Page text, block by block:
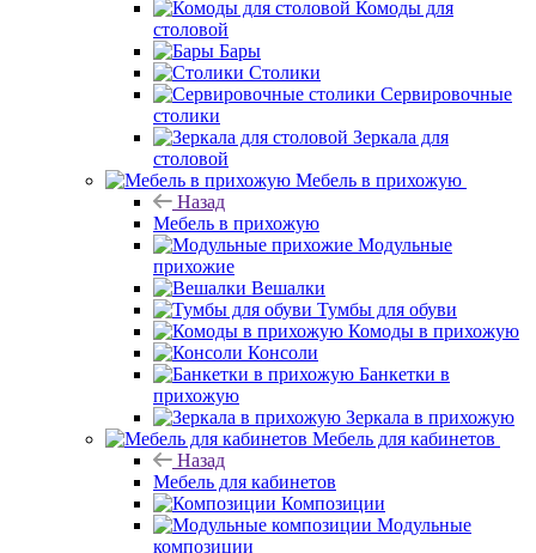
Комоды для
столовой
Бары
Столики
Сервировочные
столики
Зеркала для
столовой
Мебель в прихожую
Назад
Мебель в прихожую
Модульные
прихожие
Вешалки
Тумбы для обуви
Комоды в прихожую
Консоли
Банкетки в
прихожую
Зеркала в прихожую
Мебель для кабинетов
Назад
Мебель для кабинетов
Композиции
Модульные
композиции